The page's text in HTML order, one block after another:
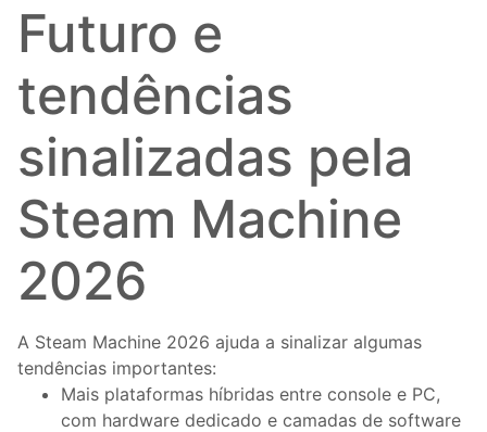
Futuro e
tendências
sinalizadas pela
Steam Machine
2026
A Steam Machine 2026 ajuda a sinalizar algumas
tendências importantes:
Mais plataformas híbridas entre console e PC,
com hardware dedicado e camadas de software